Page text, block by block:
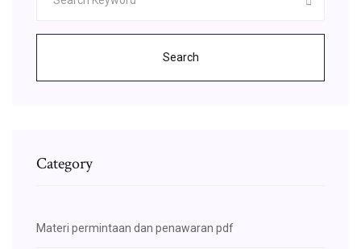
Search
Category
Materi permintaan dan penawaran pdf